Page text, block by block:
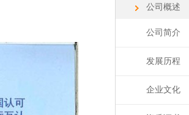
公司概述
公司简介
发展历程
企业文化